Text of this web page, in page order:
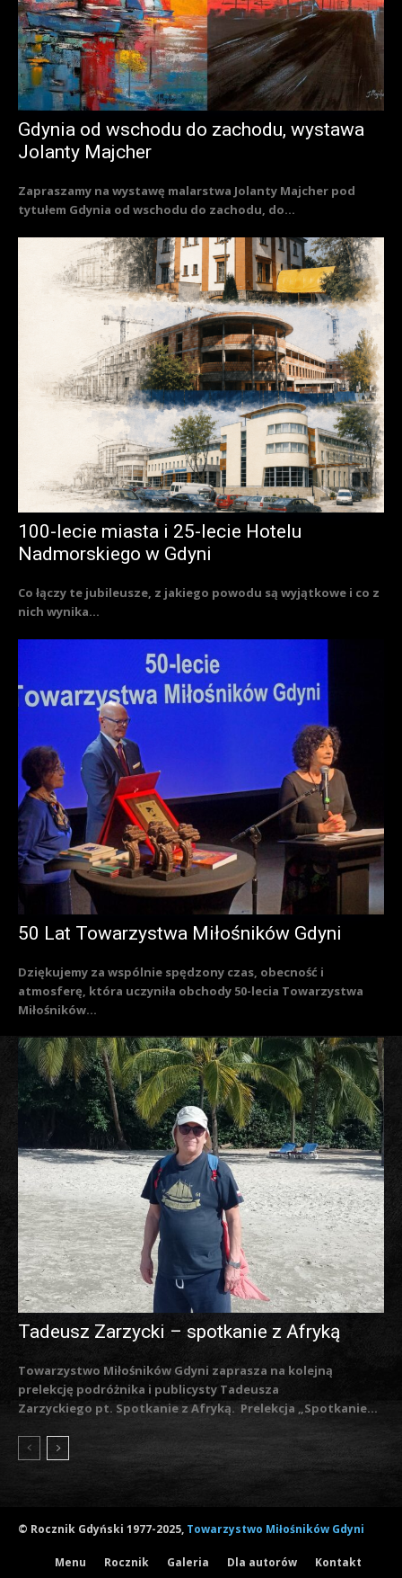
Gdynia od wschodu do zachodu, wystawa
Jolanty Majcher
Zapraszamy na wystawę malarstwa Jolanty Majcher pod
tytułem Gdynia od wschodu do zachodu, do...
100-lecie miasta i 25-lecie Hotelu
Nadmorskiego w Gdyni
Co łączy te jubileusze, z jakiego powodu są wyjątkowe i co z
nich wynika...
50 Lat Towarzystwa Miłośników Gdyni
Dziękujemy za wspólnie spędzony czas, obecność i
atmosferę, która uczyniła obchody 50-lecia Towarzystwa
Miłośników...
Tadeusz Zarzycki – spotkanie z Afryką
Towarzystwo Miłośników Gdyni zaprasza na kolejną
prelekcję podróżnika i publicysty Tadeusza
Zarzyckiego pt. Spotkanie z Afryką. Prelekcja „Spotkanie...
© Rocznik Gdyński 1977-2025, Towarzystwo Miłośników Gdyni
Menu Rocznik Galeria Dla autorów Kontakt